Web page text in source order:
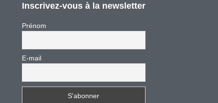
Inscrivez-vous à la newsletter
Prénom
E-mail